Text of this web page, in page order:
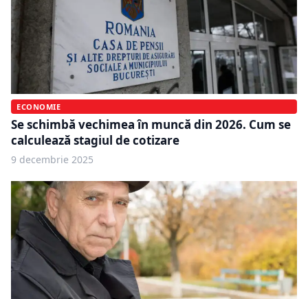
ECONOMIE
Se schimbă vechimea în muncă din 2026. Cum se
calculează stagiul de cotizare
9 decembrie 2025